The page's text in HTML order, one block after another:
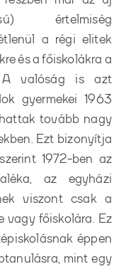
értelmiség
a régi elitek
és a főiskolákra a
A valóság is azt
gyermekei 1963
tovább nagy
Ezt bizonyítja
1972-ben az
az egyházi
viszont csak a
vagy főiskolára. Ez
éppen
mint egy